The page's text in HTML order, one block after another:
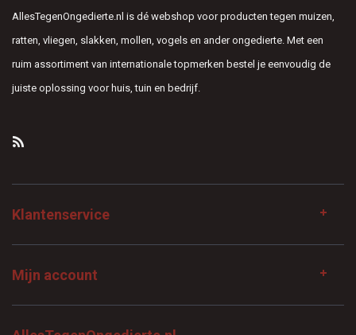
AllesTegenOngedierte.nl is dé webshop voor producten tegen muizen,
ratten, vliegen, slakken, mollen, vogels en ander ongedierte. Met een
ruim assortiment van internationale topmerken bestel je eenvoudig de
juiste oplossing voor huis, tuin en bedrijf.
Klantenservice
Mijn account